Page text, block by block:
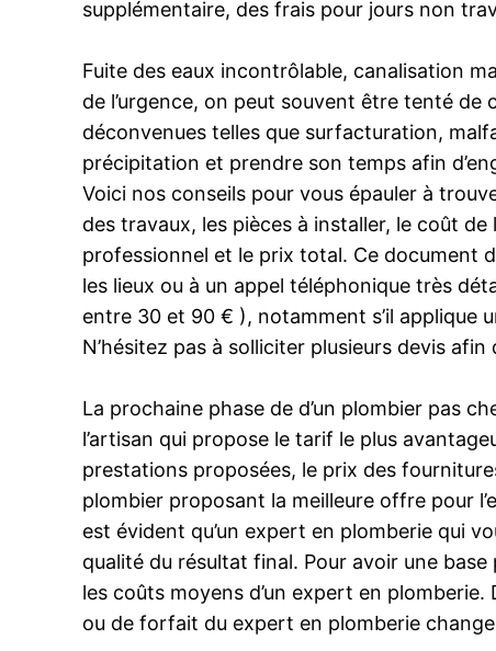
supplémentaire, des frais pour jours non
Fuite des eaux incontrôlable, canalisation
de l’urgence, on peut souvent être tenté
déconvenues telles que surfacturation,
précipitation et prendre son temps afin
Voici nos conseils pour vous épauler à
des travaux, les pièces à installer, le coût
professionnel et le prix total. Ce document
les lieux ou à un appel téléphonique très
entre 30 et 90 € ), notamment s’il applique
N’hésitez pas à solliciter plusieurs devis afin
La prochaine phase de d’un plombier pas
l’artisan qui propose le tarif le plus
prestations proposées, le prix des
plombier proposant la meilleure offre pour
est évident qu’un expert en plomberie qui
qualité du résultat final. Pour avoir une
les coûts moyens d’un expert en
ou de forfait du expert en plomberie